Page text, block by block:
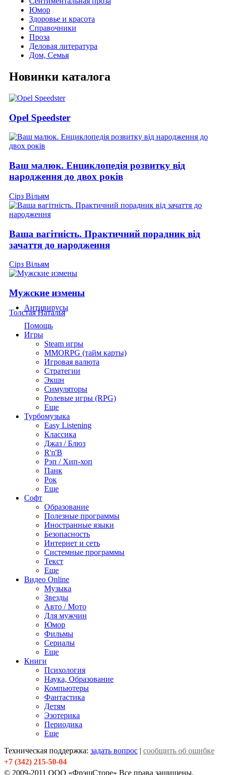
Юмор
Здоровье и красота
Справочники
Проза
Деловая литература
Дом, Семья
Новинки каталога
Opel Speedster
Ваш малюк. Енциклопедія розвитку від
народження до двох років
Сірз Вільям
Ваша вагітність. Практичний порадник від
зачаття до народження
Сірз Вільям
Мужские измены
Толстая Наталья
Антивирусы
Помощь
Игры
Steam игры
MMORPG (тайм карты)
Игровая валюта
Стратегии
Экшн
Симуляторы
Ролевые игры (RPG)
Еще
Турбомузыка
Easy Listening
Классика
Джаз / Блюз
R'n'B
Рэп / Хип-хоп
Панк
Рок
Еще
Софт
Образование
Полезные программы
Иностранные языки
Безопасность
Интернет и сеть
Системные программы
Текст
Еще
Видео Online
Музыка
Звезды
Авто / Мото
Для мужчин
Юмор
Фильмы
Сериалы
Еще
Книги
Психология
Наука, Образование
Компьютеры
Фантастика
Детям
Эзотерика
Периодика
Еще
Техническая поддержка: задать вопрос | сообщить об ошибке
+7 (342) 215-50-04
© 2009-2011 ООО «ФрэшСторе» Все права защищены.